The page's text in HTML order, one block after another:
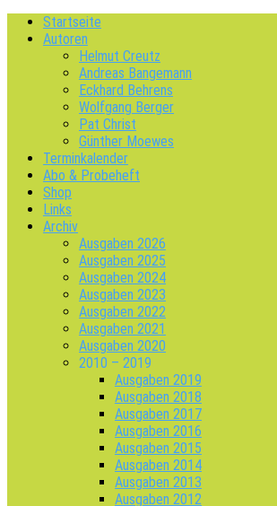
Startseite
Autoren
Helmut Creutz
Andreas Bangemann
Eckhard Behrens
Wolfgang Berger
Pat Christ
Günther Moewes
Terminkalender
Abo & Probeheft
Shop
Links
Archiv
Ausgaben 2026
Ausgaben 2025
Ausgaben 2024
Ausgaben 2023
Ausgaben 2022
Ausgaben 2021
Ausgaben 2020
2010 – 2019
Ausgaben 2019
Ausgaben 2018
Ausgaben 2017
Ausgaben 2016
Ausgaben 2015
Ausgaben 2014
Ausgaben 2013
Ausgaben 2012